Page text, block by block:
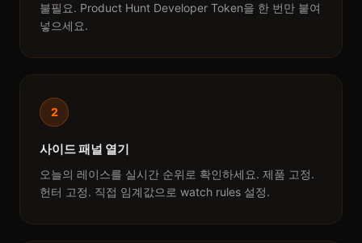
불필요. Product Hunt Developer Token을 한 번만 붙여
넣으세요.
2
사이드 패널 열기
오늘의 레이스를 실시간 순위로 확인하세요. 제품 고정.
헌터 고정. 직접 임계값으로 watch rules 설정.